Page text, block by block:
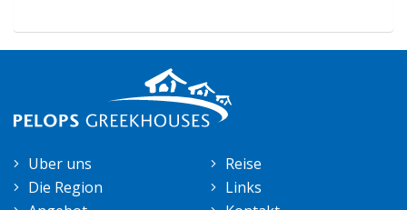
Uber uns
Die Region
Reise
Links